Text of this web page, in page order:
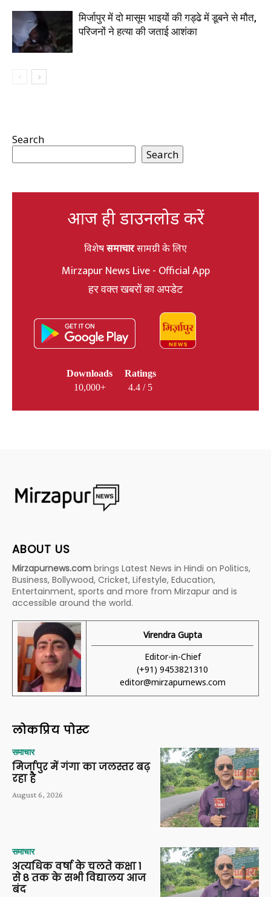
मिर्जापुर में दो मासूम भाइयों की गड्ढे में डूबने से मौत,
परिजनों ने हत्या की जताई आशंका
Search
Search
आज ही डाउनलोड करें
विशेषसमाचारसामग्री के लिए
Mirzapur News Live - Official App
हर वक्त खबरों का अपडेट
Downloads
10,000+
Ratings
4.4 / 5
ABOUT US
Mirzapurnews.com brings Latest News in Hindi on Politics,
Business, Bollywood, Cricket, Lifestyle, Education,
Entertainment, sports and more from Mirzapur and is
accessible around the world.
Virendra Gupta
Editor-in-Chief
(+91) 9453821310
editor@mirzapurnews.com
लोकप्रिय पोस्ट
समाचार
मिर्जापुर में गंगा का जलस्तर बढ़
रहा है
August 6, 2026
समाचार
अत्यधिक वर्षा के चलते कक्षा 1
से 8 तक के सभी विद्यालय आज
बंद